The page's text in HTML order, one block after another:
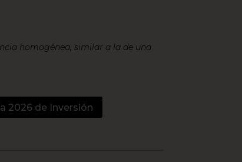
homogénea, similar a la de una
2026 de Inversión